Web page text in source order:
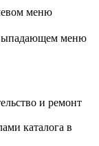
меню
выпадающем меню
и ремонт
каталога в